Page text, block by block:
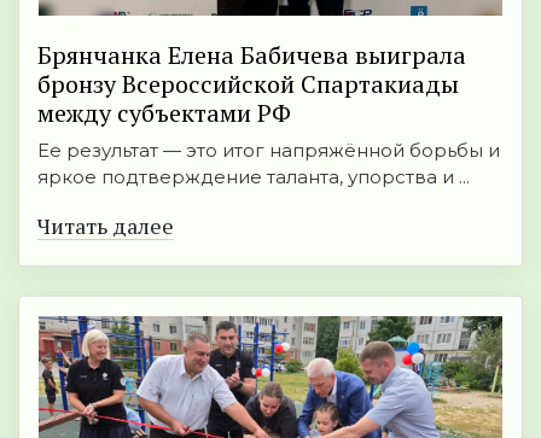
Брянчанка Елена Бабичева выиграла
бронзу Всероссийской Спартакиады
между субъектами РФ
Ее результат — это итог напряжённой борьбы и
яркое подтверждение таланта, упорства и ...
Читать далее